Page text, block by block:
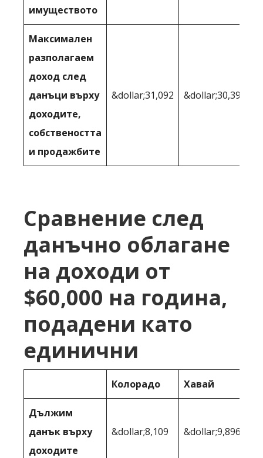
имуществото
Максимален
разполагаем
доход след
данъци върху
доходите,
собствеността
и продажбите
&dollar;31,092 &dollar;30,393
Сравнение след
данъчно облагане
на доходи от
$60,000 на година,
подадени като
единични
Колорадо Хавай
Дължим
данък върху
доходите
&dollar;8,109 &dollar;9,896